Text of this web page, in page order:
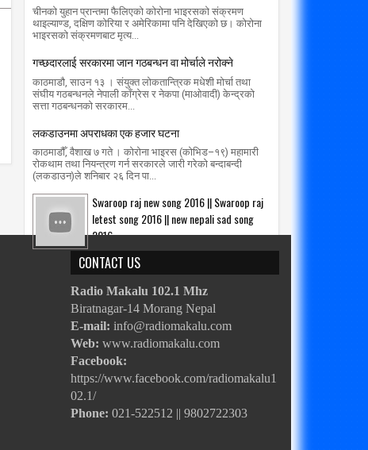
चीनको युहान प्रान्तमा फैलिएको कोरोना भाइरसको संक्रमण
थाइल्याण्ड, दक्षिण कोरिया र अमेरिकामा पनि देखिएको छ। कोरोना
भाइरसको संक्रमणबाट मृत्य...
गच्छदारलाई सरकारमा जान गठबन्धन वा मोर्चाले नरोक्ने
काठमाडौ, साउन १३ । संयुक्त लोकतान्त्रिक मधेशी मोर्चा तथा
संघीय गठबन्धनले नेपाली काँग्रेस र नेकपा (माओवादी) केन्द्रको
सत्ता गठबन्धनको सरकारम...
लकडाउनमा अपराधका एक हजार घटना
काठमाडौँ, वैशाख ७ गते । कोरोना भाइरस (कोभिड–१९) महामारी
रोकथाम तथा नियन्त्रण गर्न सरकारले जारी गरेको बन्दाबन्दी
(लकडाउन)ले शनिबार २६ दिन पा...
Swaroop raj new song 2016 || Swaroop raj
letest song 2016 || new nepali sad song
2016
CONTACT US
Radio Makalu 102.1 Mhz
Biratnagar-14 Morang Nepal
E-mail: info@radiomakalu.com
Web: www.radiomakalu.com
Facebook:
https://www.facebook.com/radiomakalu1
02.1/
Phone: 021-522512 || 9802722303